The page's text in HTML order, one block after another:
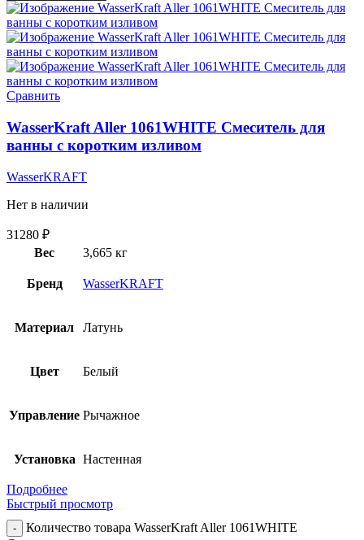
Сравнить
WasserKraft Aller 1061WHITE Смеситель для
ванны с коротким изливом
WasserKRAFT
Нет в наличии
31280 ₽
Вес
3,665 кг
Бренд WasserKRAFT
Материал Латунь
Цвет Белый
Управление Рычажное
Установка Настенная
Подробнее
Быстрый просмотр
Количество товара WasserKraft Aller 1061WHITE